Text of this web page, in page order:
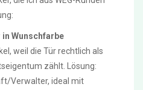
Wunschfarbe
weil die Tür rechtlich als
zählt. Lösung:
Verwalter, ideal mit